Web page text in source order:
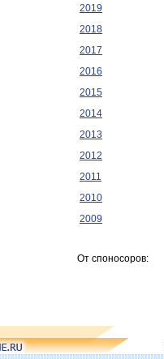
2019
2018
2017
2016
2015
2014
2013
2012
2011
2010
2009
От споносоров: